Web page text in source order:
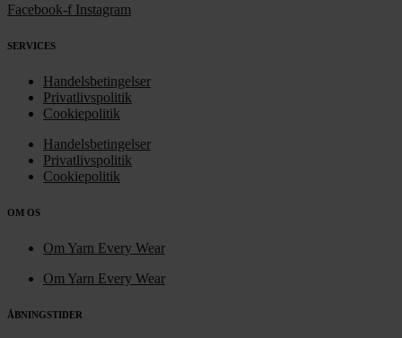
Facebook-f Instagram
SERVICES
Handelsbetingelser
Privatlivspolitik
Cookiepolitik
Handelsbetingelser
Privatlivspolitik
Cookiepolitik
OM OS
Om Yarn Every Wear
Om Yarn Every Wear
ÅBNINGSTIDER